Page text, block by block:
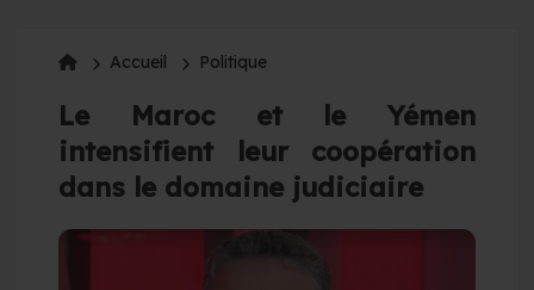
Accueil Politique
Le Maroc et le Yémen
intensifient leur coopération
dans le domaine judiciaire